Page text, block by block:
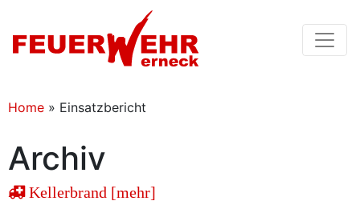
Home » Einsatzbericht
Archiv
Kellerbrand [mehr]